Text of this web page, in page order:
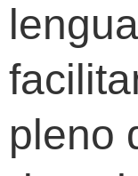
pleno